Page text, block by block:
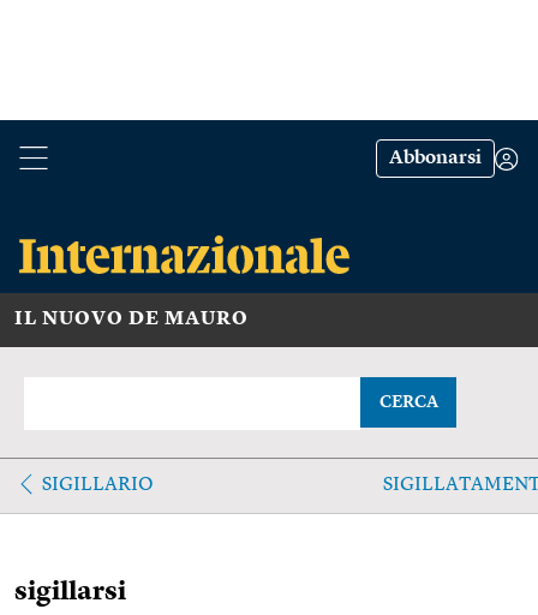
Abbonarsi
IL NUOVO DE MAURO
CERCA
SIGILLARIO
sigillarsi